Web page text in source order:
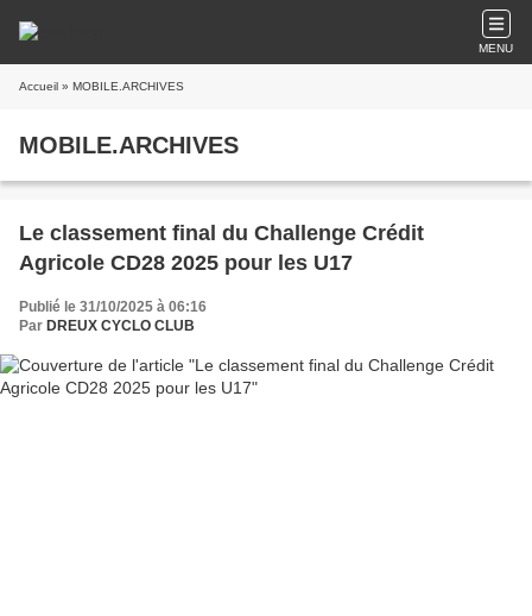
MENU
Accueil » MOBILE.ARCHIVES
MOBILE.ARCHIVES
Le classement final du Challenge Crédit
Agricole CD28 2025 pour les U17
Publié le 31/10/2025 à 06:16
Par DREUX CYCLO CLUB